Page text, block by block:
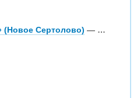
(Новое Сертолово) — Нет в продаже